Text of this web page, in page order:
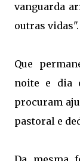
vanguarda
outras vidas".
Que
noite e dia
procuram
pastoral e